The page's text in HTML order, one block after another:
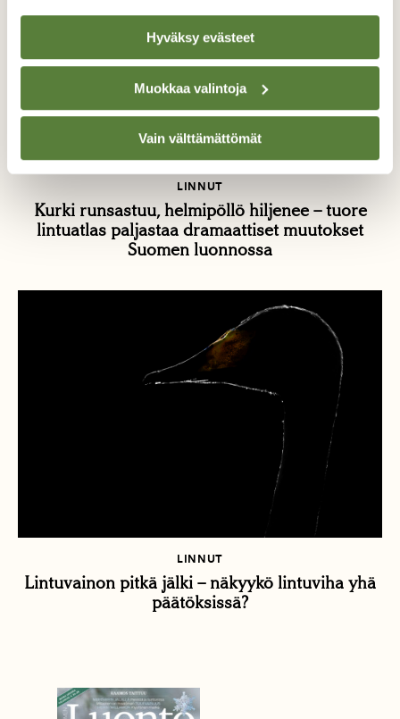
Hyväksy evästeet
Muokkaa valintoja
Vain välttämättömät
LINNUT
Kurki runsastuu, helmipöllö hiljenee – tuore
lintuatlas paljastaa dramaattiset muutokset
Suomen luonnossa
LINNUT
Lintuvainon pitkä jälki – näkyykö lintuviha yhä
päätöksissä?